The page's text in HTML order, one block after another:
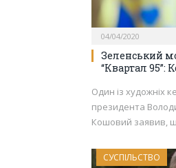
04/04/2020
Зеленський
“Квартал 95”:
Один із художніх
президента
Кошовий заявив,
СУСПІЛЬСТВО